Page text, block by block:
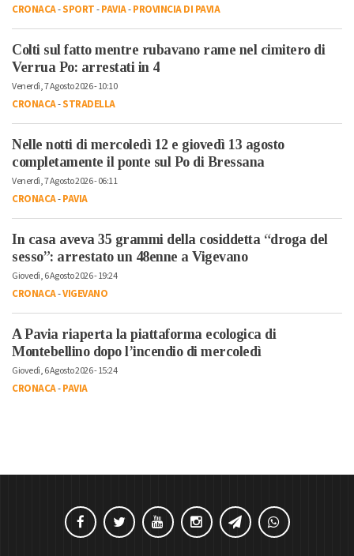
CRONACA-SPORT-PAVIA-PROVINCIA DI PAVIA
Colti sul fatto mentre rubavano rame nel cimitero di
Verrua Po: arrestati in 4
Venerdì, 7 Agosto 2026 - 10:10
CRONACA-STRADELLA
Nelle notti di mercoledì 12 e giovedì 13 agosto
completamente il ponte sul Po di Bressana
Venerdì, 7 Agosto 2026 - 06:11
CRONACA-PAVIA
In casa aveva 35 grammi della cosiddetta “droga del
sesso”: arrestato un 48enne a Vigevano
Giovedì, 6 Agosto 2026 - 19:24
CRONACA-VIGEVANO
A Pavia riaperta la piattaforma ecologica di
Montebellino dopo l’incendio di mercoledì
Giovedì, 6 Agosto 2026 - 15:24
CRONACA-PAVIA